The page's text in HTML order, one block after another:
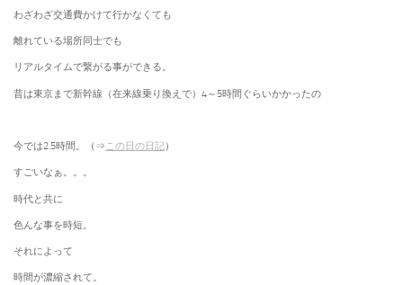
わざわざ交通費かけて行かなくても
離れている場所同士でも
リアルタイムで繋がる事ができる。
昔は東京まで新幹線（在来線乗り換えで）4～5時間ぐらいかかったの
今では2.5時間。（⇒この日の日記）
すごいなぁ。。。
時代と共に
色んな事を時短。
それによって
時間が濃縮されて。